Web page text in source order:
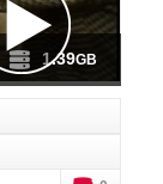
1.39GB